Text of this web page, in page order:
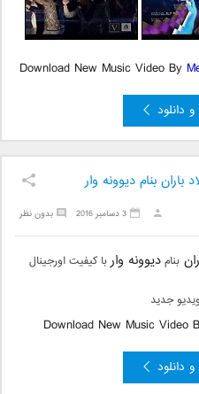
Download New Music Video By
دانلود
بنام دیوونه وار
بدون نظر 3 دسامبر 2016
بنامدیوونه واربا کیفیت اورجینال
Download New Music Video
دانلود